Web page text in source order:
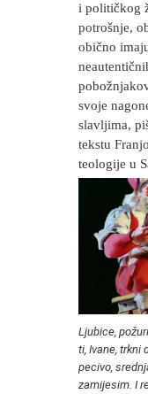
i političkog
potrošnje,
obično
svoje
slavljima,
tekstu
teologije u
Ljubice,
ti, Ivane, trkni
pecivo,
zamijesim. I